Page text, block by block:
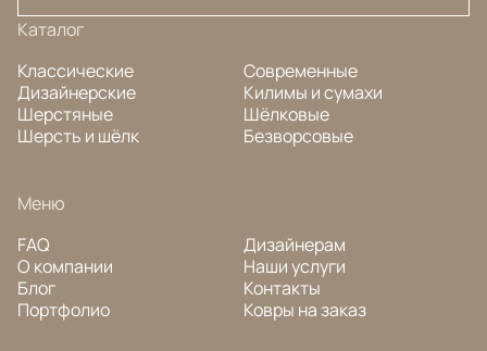
Каталог
Классические
Дизайнерские
Шерстяные
Шерсть и шёлк
Современные
Килимы и сумахи
Шёлковые
Безворсовые
Меню
FAQ
О компании
Блог
Портфолио
Дизайнерам
Наши услуги
Контакты
Ковры на заказ